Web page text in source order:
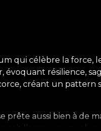
qui célèbre la
résilience,
créant un
aussi bien à de
soit l’espace auquel